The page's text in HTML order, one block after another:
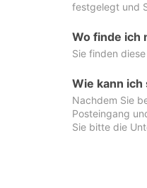
festgelegt und
Wo finde ich
Sie finden
Wie kann
Nachdem Sie
Posteingang
Sie bitte die